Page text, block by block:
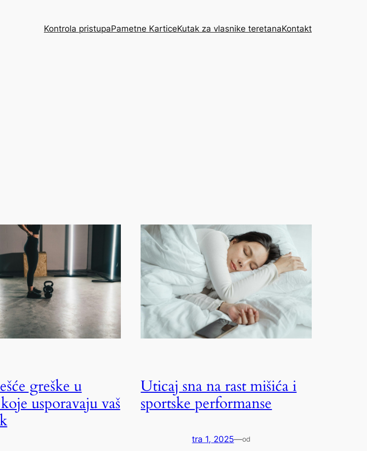
Kontrola pristupaPametne KarticeKutak za vlasnike teretanaKontakt
greške u
usporavaju vaš
Uticaj sna na rast mišića i
sportske performanse
tra 1, 2025—od